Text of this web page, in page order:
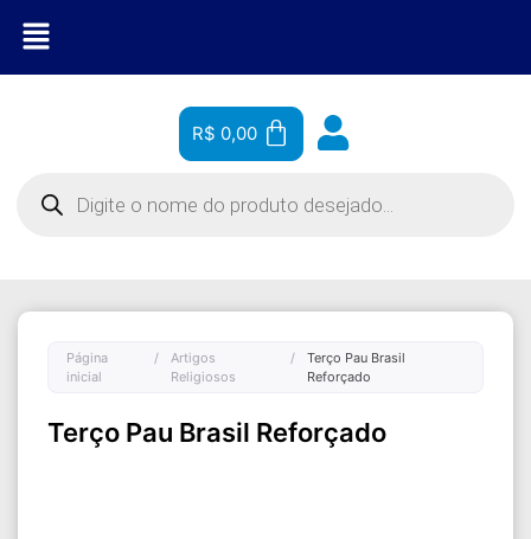
R$ 0,00
Página
inicial
/
Artigos
Religiosos
/
Terço Pau Brasil
Reforçado
Terço Pau Brasil Reforçado